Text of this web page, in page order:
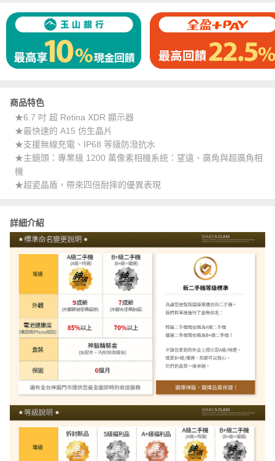
商品特色
★6.7 吋 超 Retina XDR 顯示器
★最快速的 A15 仿生晶片
★支援無線充電、IP68 等級防潑抗水
★主鏡頭：專業級 1200 萬像素相機系統：望遠、廣角與超廣角相
機
★超瓷晶盾，帶來四倍耐摔的優異表現
詳細介紹